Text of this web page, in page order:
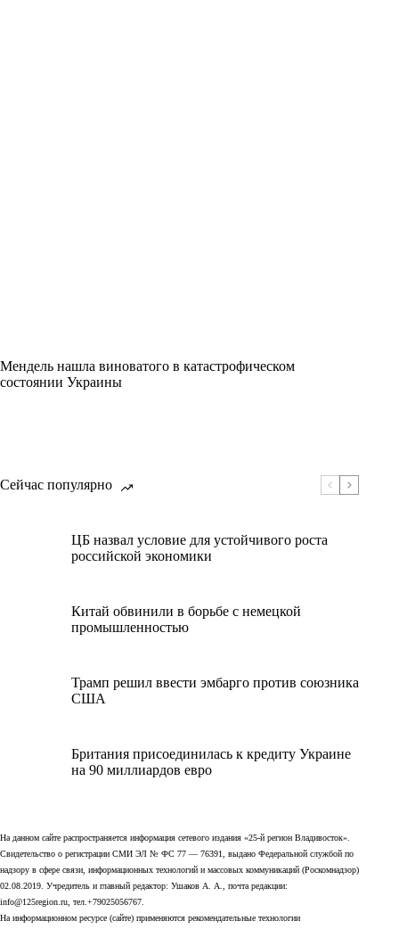
Мендель нашла виноватого в катастрофическом
состоянии Украины
Сейчас популярно
ЦБ назвал условие для устойчивого роста
российской экономики
Китай обвинили в борьбе с немецкой
промышленностью
Трамп решил ввести эмбарго против союзника
США
Британия присоединилась к кредиту Украине
на 90 миллиардов евро
На данном сайте распространяется информация сетевого издания «25-й регион Владивосток».
Свидетельство о регистрации СМИ ЭЛ № ФС 77 — 76391, выдано Федеральной службой по
надзору в сфере связи, информационных технологий и массовых коммуникаций (Роскомнадзор)
02.08.2019. Учредитель и главный редактор: Ушаков А. А., почта редакции:
info@125region.ru, тел.+79025056767.
На информационном ресурсе (сайте) применяются рекомендательные технологии